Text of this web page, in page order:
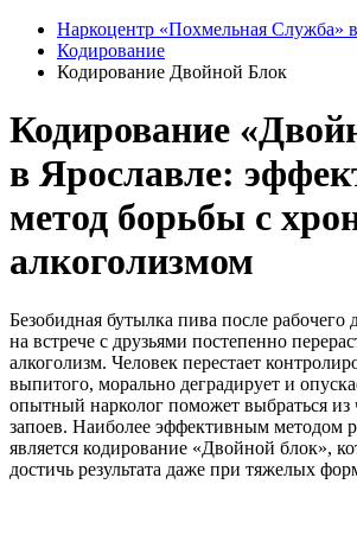
Наркоцентр «Похмельная Служба»
Кодирование
Кодирование Двойной Блок
Кодирование
в Ярославле:
метод борьбы с
алкоголизмом
Безобидная бутылка пива после
на встрече с друзьями постепенно
алкоголизм. Человек перестает
выпитого, морально деградирует и
опытный нарколог поможет выбраться из
запоев. Наиболее эффективным методом
является кодирование «Двойной блок»,
достичь результата даже при тяжелых